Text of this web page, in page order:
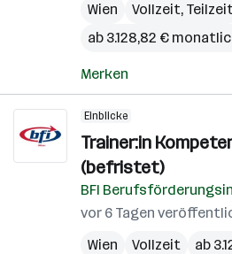
Wien
Vollzeit,
ab 3.128,82 €
Merken
Einblicke
Trainer:in
(befristet)
BFI
vor 6 Tagen
Wien
Vollzeit ab